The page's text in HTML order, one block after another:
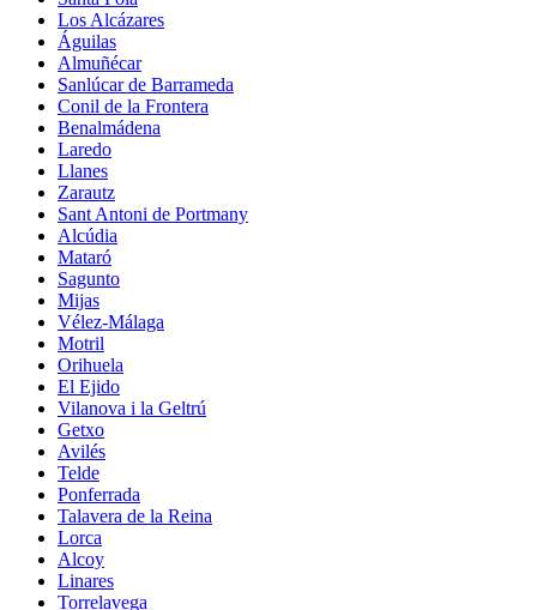
Los Alcázares
Águilas
Almuñécar
Sanlúcar de Barrameda
Conil de la Frontera
Benalmádena
Laredo
Llanes
Zarautz
Sant Antoni de Portmany
Alcúdia
Mataró
Sagunto
Mijas
Vélez-Málaga
Motril
Orihuela
El Ejido
Vilanova i la Geltrú
Getxo
Avilés
Telde
Ponferrada
Talavera de la Reina
Lorca
Alcoy
Linares
Torrelavega